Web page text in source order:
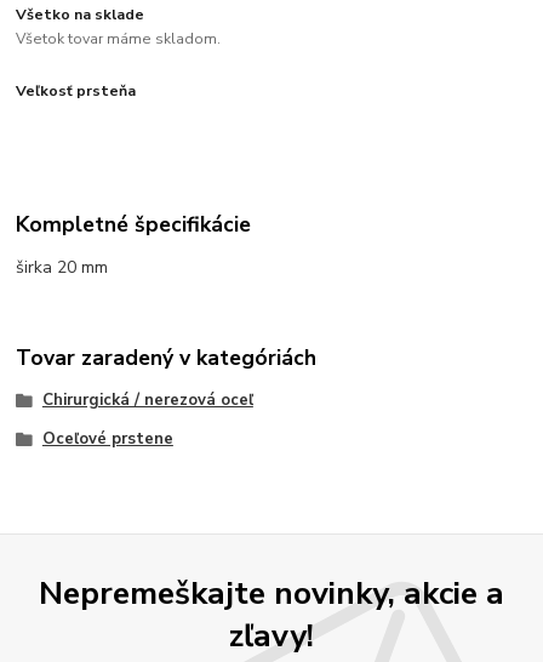
Všetko na sklade
Všetok tovar máme skladom.
Veľkosť prsteňa
Kompletné špecifikácie
širka 20 mm
Tovar zaradený v kategóriách
Chirurgická / nerezová oceľ
Oceľové prstene
Nepremeškajte novinky, akcie a
zľavy!